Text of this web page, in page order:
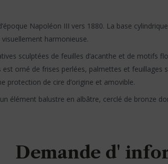
Napoléon III vers 1880. La base
harmonieuse.
sculptées de feuilles d’acanthe et de motifs
orné de frises perlées, palmettes et feuillages
protection de cire d’origine et amovible.
élément balustre en albâtre, cerclé de bronze
Demande d'